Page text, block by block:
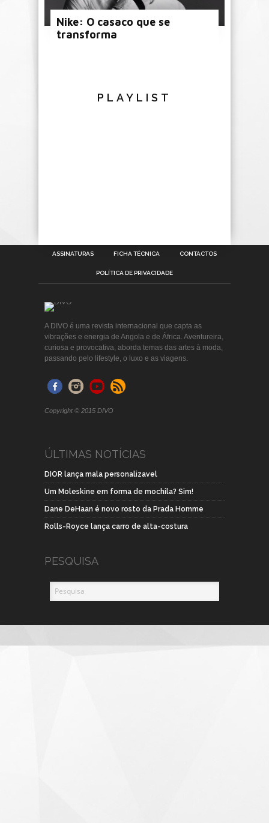
Nike: O casaco que se
transforma
PLAYLIST
ASSINATURAS FICHA TÉCNICA CONTACTOS
POLÍTICA DE PRIVACIDADE
A DIVO é uma revista internacional que capta as
vibrações e energia de Angola e de África. Aventureira,
curiosa e provocativa, aborda temas das artes à moda,
passando pelo lifestyle, o luxo e as viagens.
Copyright © 2015 DIVO
ÚLTIMAS NOTÍCIAS
DIOR lança mala personalizavel
Um Moleskine em forma de mochila? Sim!
Dane DeHaan é novo rosto da Prada Homme
Rolls-Royce lança carro de alta-costura
PESQUISA